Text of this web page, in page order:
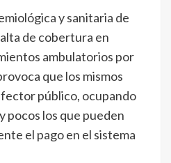
y sanitaria de
de cobertura en
ambulatorios por
que los mismos
público, ocupando
pocos los que pueden
el pago en el sistema